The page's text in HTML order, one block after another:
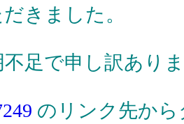
きました。
不足で申し訳あり
のリンク先から